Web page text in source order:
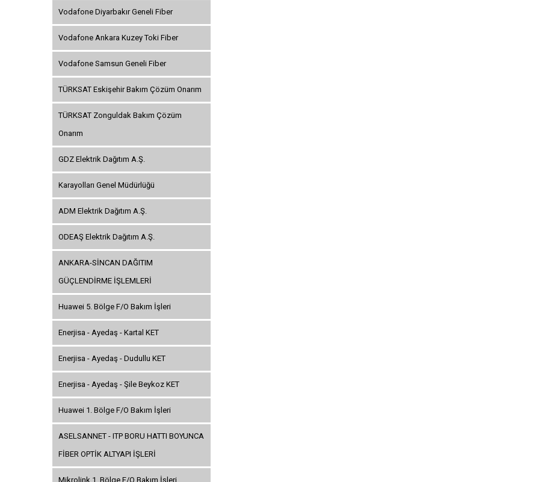
Vodafone Diyarbakır Geneli Fiber
Vodafone Ankara Kuzey Toki Fiber
Vodafone Samsun Geneli Fiber
TÜRKSAT Eskişehir Bakım Çözüm Onarım
TÜRKSAT Zonguldak Bakım Çözüm
Onarım
GDZ Elektrik Dağıtım A.Ş.
Karayolları Genel Müdürlüğü
ADM Elektrik Dağıtım A.Ş.
ODEAŞ Elektrik Dağıtım A.Ş.
ANKARA-SİNCAN DAĞITIM
GÜÇLENDİRME İŞLEMLERİ
Huawei 5. Bölge F/O Bakım İşleri
Enerjisa - Ayedaş - Kartal KET
Enerjisa - Ayedaş - Dudullu KET
Enerjisa - Ayedaş - Şile Beykoz KET
Huawei 1. Bölge F/O Bakım İşleri
ASELSANNET - ITP BORU HATTI BOYUNCA
FİBER OPTİK ALTYAPI İŞLERİ
Mikrolink 1. Bölge F/O Bakım İşleri